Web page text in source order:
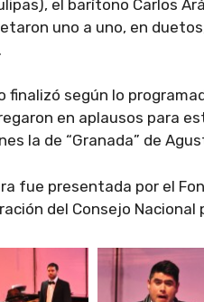
el barítono Carlos
uno a uno, en
finalizó según lo
en aplausos para
la de “Granada” de
fue presentada por el
del Consejo Nacional